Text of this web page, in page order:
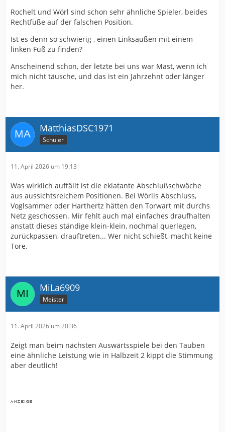
Rochelt und Wörl sind schon sehr ähnliche Spieler, beides
Rechtfüße auf der falschen Position.
Ist es denn so schwierig , einen Linksaußen mit einem
linken Fuß zu finden?
Anscheinend schon, der letzte bei uns war Mast, wenn ich
mich nicht täusche, und das ist ein Jahrzehnt oder länger
her.
MatthiasDSC1971
Schüler
11. April 2026 um 19:13
Was wirklich auffällt ist die eklatante Abschlußschwäche
aus aussichtsreichem Positionen. Bei Wörlis Abschluss,
Voglsammer oder Harthertz hätten den Torwart mit durchs
Netz geschossen. Mir fehlt auch mal einfaches draufhalten
anstatt dieses ständige klein-klein, nochmal querlegen,
zurückpassen, drauftreten... Wer nicht schießt, macht keine
Tore.
MiLa6909
Meister
11. April 2026 um 20:36
Zeigt man beim nächsten Auswärtsspiele bei den Tauben
eine ähnliche Leistung wie in Halbzeit 2 kippt die Stimmung
aber deutlich!